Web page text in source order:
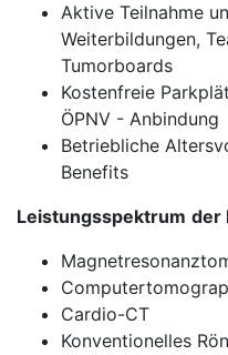
Aktive Teilnahme
Weiterbildungen,
Tumorboards
Kostenfreie
ÖPNV - Anbindung
Betriebliche
Benefits
Leistungsspektrum der
Cardio-CT
Konventionelles